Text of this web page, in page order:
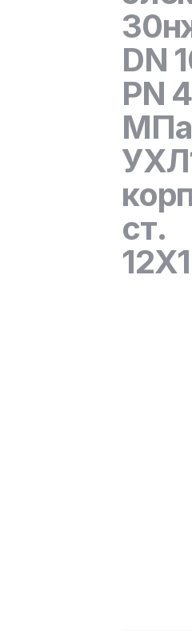
DN
PN
МПа
ст.